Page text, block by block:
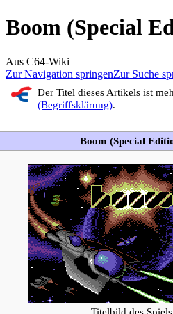
Boom (Special
Aus C64-Wiki
Zur Navigation springenZur Suche
Der Titel dieses Artikels ist
(Begriffsklärung).
Boom (Special